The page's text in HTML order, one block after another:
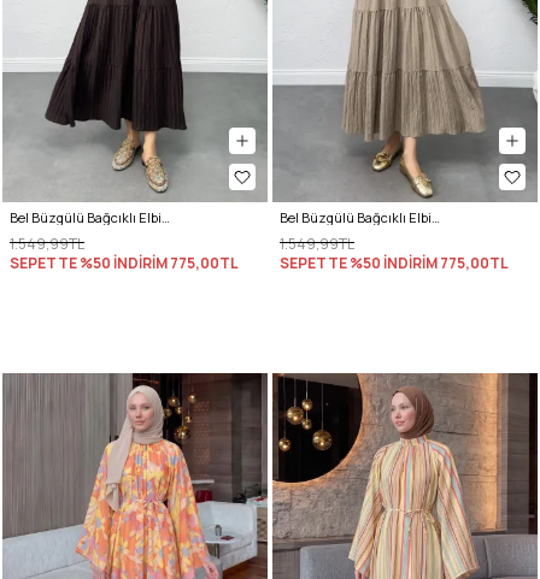
Bel Büzgülü Bağcıklı Elbise 0081 - KAHVERENGİ
1.549,99TL
SEPETTE %50 İNDİRİM775,00TL
Bel Büzgülü Bağcıklı Elbise 0081 - HAKİ
1.549,99TL
SEPETTE %50 İNDİRİM775,00TL